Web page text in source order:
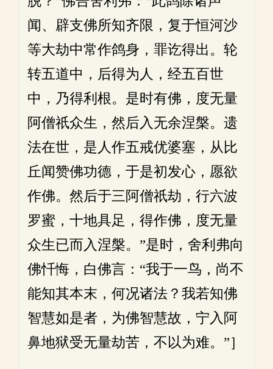
闻、辟支佛所知齐限，复于恒河沙
等大劫中常作鸽身，罪讫得出。轮
转五道中，后得为人，经五百世
中，乃得利根。是时有佛，度无量
阿僧祇众生，然后入无余涅槃。遗
法在世，是人作五戒优婆塞，从比
丘闻赞佛功德，于是初发心，愿欲
作佛。然后于三阿僧祇劫，行六波
罗蜜，十地具足，得作佛，度无量
众生已而入涅槃。”是时，舍利弗向
佛忏悔，白佛言：“我于一鸟，尚不
能知其本末，何况诸法？我若知佛
智慧如是者，为佛智慧故，宁入阿
鼻地狱受无量劫苦，不以为难。”］